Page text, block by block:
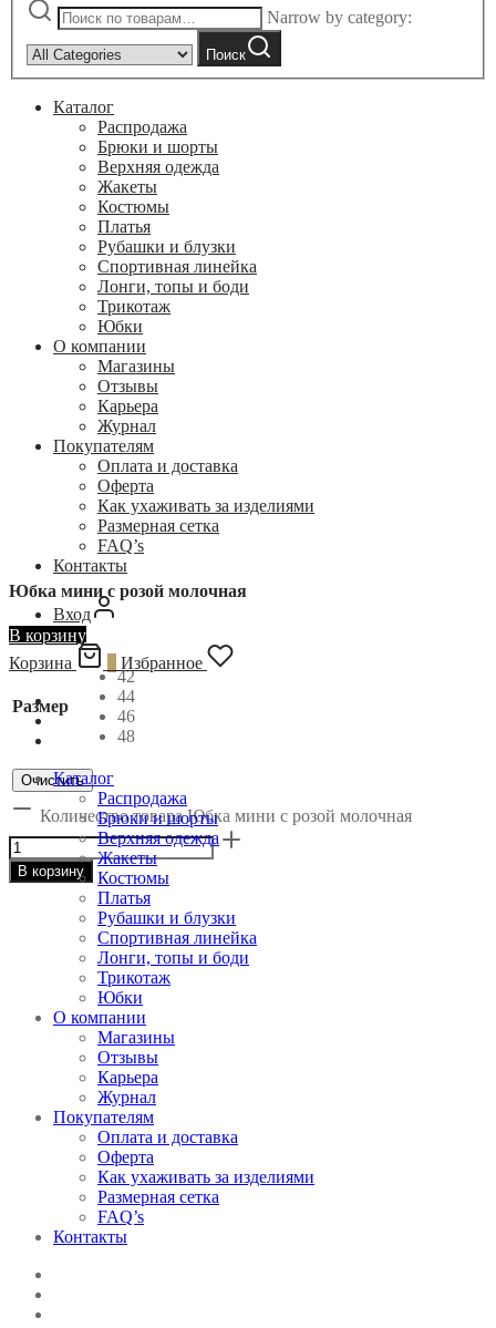
Юбка мини с розой молочная
В корзину
Размер
42
44
46
48
Очистить
Количество товара Юбка мини с розой молочная
В корзину
Narrow by category:
Поиск
Каталог
Распродажа
Брюки и шорты
Верхняя одежда
Жакеты
Костюмы
Платья
Рубашки и блузки
Спортивная линейка
Лонги, топы и боди
Трикотаж
Юбки
О компании
Магазины
Отзывы
Карьера
Журнал
Покупателям
Оплата и доставка
Оферта
Как ухаживать за изделиями
Размерная сетка
FAQ’s
Контакты
Вход
Корзина Избранное
Каталог
Распродажа
Брюки и шорты
Верхняя одежда
Жакеты
Костюмы
Платья
Рубашки и блузки
Спортивная линейка
Лонги, топы и боди
Трикотаж
Юбки
О компании
Магазины
Отзывы
Карьера
Журнал
Покупателям
Оплата и доставка
Оферта
Как ухаживать за изделиями
Размерная сетка
FAQ’s
Контакты